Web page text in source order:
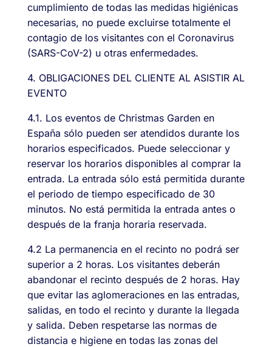
cumplimiento de todas las medidas higiénicas
necesarias, no puede excluirse totalmente el
contagio de los visitantes con el Coronavirus
(SARS-CoV-2) u otras enfermedades.
4. OBLIGACIONES DEL CLIENTE AL ASISTIR AL
EVENTO
4.1. Los eventos de Christmas Garden en
España sólo pueden ser atendidos durante los
horarios especificados. Puede seleccionar y
reservar los horarios disponibles al comprar la
entrada. La entrada sólo está permitida durante
el periodo de tiempo especificado de 30
minutos. No está permitida la entrada antes o
después de la franja horaria reservada.
4.2 La permanencia en el recinto no podrá ser
superior a 2 horas. Los visitantes deberán
abandonar el recinto después de 2 horas. Hay
que evitar las aglomeraciones en las entradas,
salidas, en todo el recinto y durante la llegada
y salida. Deben respetarse las normas de
distancia e higiene en todas las zonas del